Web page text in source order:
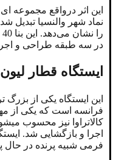
این اثر درواقع مجموعه‌
نماد شهر والنسیا تبدیل
در سه طبقه طراحی و
ایستگاه قطار
این ایستگاه یکی از بزرگ
فرانسه است که یکی از
اجرا و بازگشایی شد.
فرمی شبیه پرنده در حال